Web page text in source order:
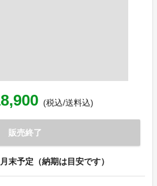
(税込/送料込)
販売終了
末予定（納期は目安です）